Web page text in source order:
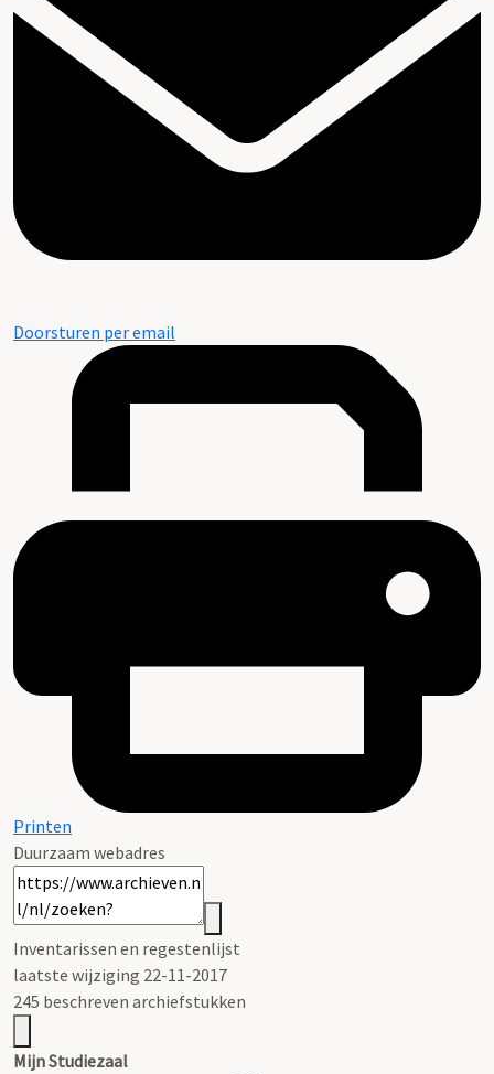
Doorsturen per email
Printen
Duurzaam webadres
Inventarissen en regestenlijst
laatste wijziging 22-11-2017
245 beschreven archiefstukken
Mijn Studiezaal